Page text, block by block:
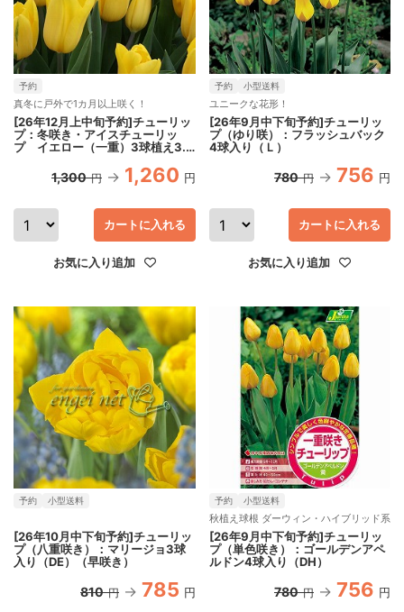
予約
真冬に戸外で1カ月以上咲く！
[26年12月上中旬予約]チューリッ
プ：冬咲き・アイスチューリッ
プ イエロー（一重）3球植え3.5
1,300 円 1,260 円
お気に入り追加
カートに入れる
予約 小型送料
ユニークな花形！
[26年9月中下旬予約]チューリッ
プ（ゆり咲）：フラッシュバック
4球入り（Ｌ）
780 円 756 円
お気に入り追加
カートに入れる
予約 小型送料
[26年10月中下旬予約]チューリッ
プ（八重咲き）：マリージョ3球
入り（DE）（早咲き）
810 円 785 円
予約 小型送料
秋植え球根 ダーウィン・ハイブリッド系
[26年9月中下旬予約]チューリッ
プ（単色咲き）：ゴールデンアペ
ルドン4球入り（DH）
780 円 756 円